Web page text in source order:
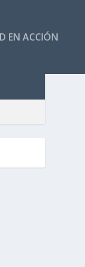
EN ACCIÓN